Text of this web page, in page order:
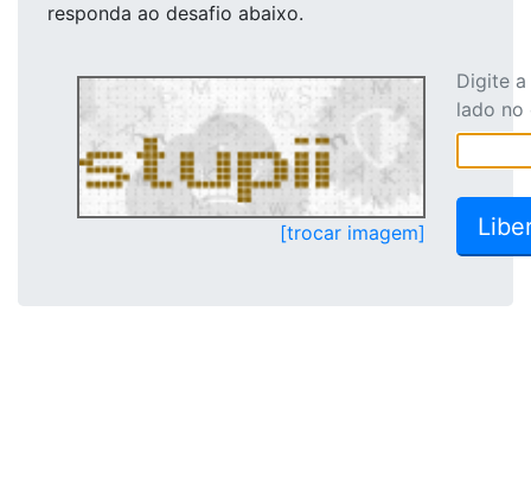
responda ao desafio abaixo.
[trocar imagem]
Digite
lado no